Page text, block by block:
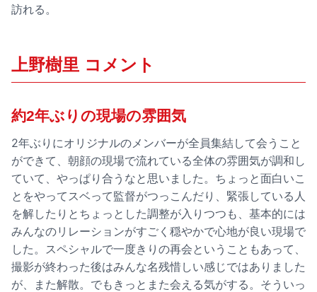
訪れる。
上野樹里 コメント
約2年ぶりの現場の雰囲気
2年ぶりにオリジナルのメンバーが全員集結して会うこと
ができて、朝顔の現場で流れている全体の雰囲気が調和し
ていて、やっぱり合うなと思いました。ちょっと面白いこ
とをやってスベって監督がつっこんだり、緊張している人
を解したりとちょっとした調整が入りつつも、基本的には
みんなのリレーションがすごく穏やかで心地が良い現場で
した。スペシャルで一度きりの再会ということもあって、
撮影が終わった後はみんな名残惜しい感じではありました
が、また解散。でもきっとまた会える気がする。そういっ